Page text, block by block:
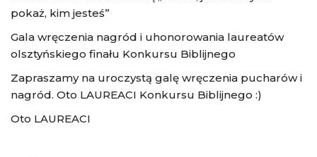
pokaż, kim jesteś”
Gala wręczenia nagród i uhonorowania laureatów
olsztyńskiego finału Konkursu Biblijnego
Zapraszamy na uroczystą galę wręczenia pucharów i
nagród. Oto LAUREACI Konkursu Biblijnego :)
Oto LAUREACI